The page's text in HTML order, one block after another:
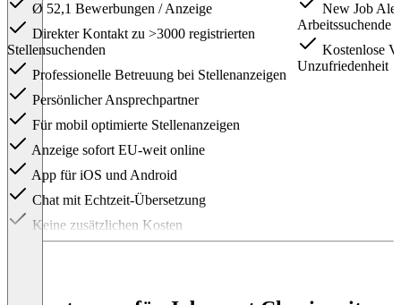
Ø 52,1 Bewerbungen / Anzeige
Direkter Kontakt zu >3000 registrierten
Stellensuchenden
Professionelle Betreuung bei Stellenanzeigen
Persönlicher Ansprechpartner
Für mobil optimierte Stellenanzeigen
Anzeige sofort EU-weit online
App für iOS und Android
Chat mit Echtzeit-Übersetzung
Keine zusätzlichen Kosten
New Job
Arbeitssuchende
Kostenlose
Unzufriedenheit